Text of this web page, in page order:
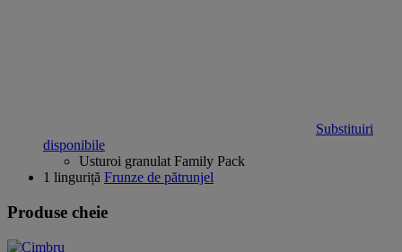
Substituiri
disponibile
Usturoi granulat Family Pack
1 linguriță Frunze de pătrunjel
Produse cheie